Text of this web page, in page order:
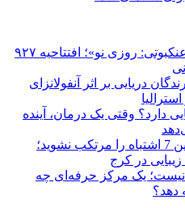
رکوردشکنی تاریخی «مرد عنکبوتی: روزی نو»؛ افتتاحیه ۹۲۷
دریایی بر اثر آنفولانزای
دارد؟ وقتی یک درمان، آینده
قبل از اصلاح طرح لبخند، این 7 اشتباه را مرتکب نشوید؛
در کرج
یک مرکز حرفه‌ای چه
دهد؟